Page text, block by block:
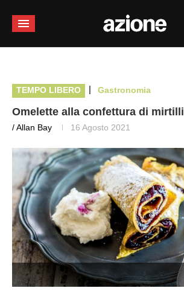
TEMPO LIBERO | Gastronomia
Omelette alla confettura di mirtilli
/ Allan Bay 16 Agosto 2021